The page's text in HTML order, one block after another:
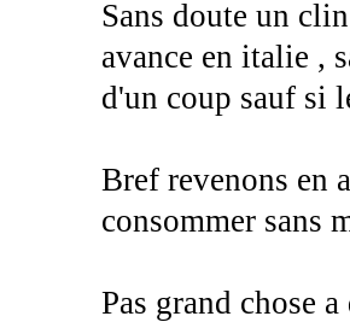
Sans doute un
avance en italie ,
d'un coup sauf si
Bref revenons en
consommer sans
Pas grand chose